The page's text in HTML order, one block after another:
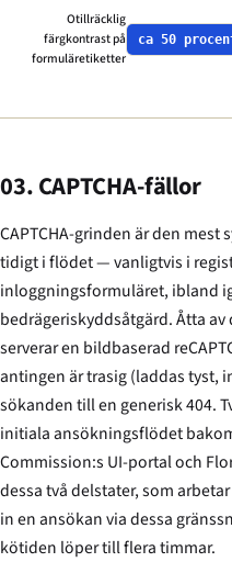
Otillräcklig
färgkontrast på
formuläretiketter
ca 50
03. CAPTCHA-fällor
CAPTCHA-grinden är den
tidigt i flödet — vanligtvis i
inloggningsformuläret, ibland
bedrägeriskyddsåtgärd. Åtta
serverar en bildbaserad
antingen är trasig (laddas tyst,
sökanden till en generisk 404.
initiala ansökningsflödet
Commission:s UI-portal och
dessa två delstater, som
in en ansökan via dessa
kötiden löper till flera timmar.